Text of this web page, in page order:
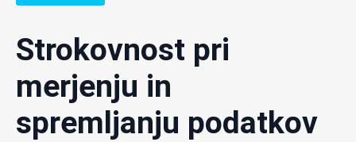
Strokovnost pri
merjenju in
spremljanju podatkov